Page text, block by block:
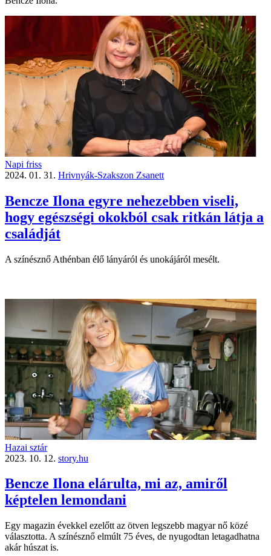
Napi friss
2024. 01. 31. Hrivnyák-Szakszon Zsanett
Bencze Ilona egyre nehezebben viseli,
hogy egészségi okokból csak ritkán látja a
családját
A színésznő Athénban élő lányáról és unokájáról mesélt.
Hazai sztár
2023. 10. 12. story.hu
Bencze Ilona elárulta, mi az, amiről
képtelen lemondani
Egy magazin évekkel ezelőtt az ötven legszebb magyar nő közé
választotta. A színésznő elmúlt 75 éves, de nyugodtan letagadhatna
akár húszat is.